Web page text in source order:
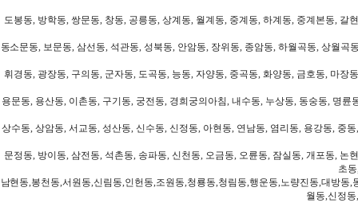
도봉동, 방학동, 쌍문동, 창동, 공릉동, 상계동, 월계동, 중계동, 하계동, 중계본동,
동소문동, 보문동, 삼선동, 석관동, 성북동, 안암동, 장위동, 종암동, 하월곡동, 상월
휘경동, 광장동, 구의동, 군자동, 도곡동, 능동, 자양동, 중곡동, 화양동, 금호동, 마
용문동, 용산동, 이촌동, 구기동, 궁전동, 경희궁의아침, 내수동, 누상동, 동숭동, 명
상수동, 상암동, 서교동, 성산동, 신수동, 신정동, 아현동, 연남동, 염리동, 용강동, 중
문정동, 방이동, 삼전동, 석촌동, 송파동, 신천동, 오금동, 오륜동, 잠실동, 개포동,
초
남현동,봉천동,서원동,신림동,인헌동,조원동,청룡동,청림동,행운동,노량진동,대방
월동,신정